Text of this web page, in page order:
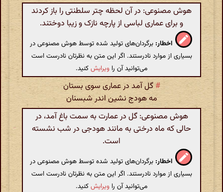
هوش مصنوعی: در آن لحظه چتر سلطنتی را باز کردند
و برای عماری لباسی از پارچه نازک و زیبا دوختند.
اخطار: برگردان‌های تولید شده توسط هوش مصنوعی در
بسیاری از موارد نادرستند. اگر این متن به نظرتان نادرست است
می‌توانید آن را ویرایشکنید.
# گل آمد در عماری سوی بستان
مه هودج نشین اندر شبسنان
هوش مصنوعی: گل در عمارت به سمت باغ آمد، در
حالی که ماه درختی به مانند هودجی در شب نشسته
است.
اخطار: برگردان‌های تولید شده توسط هوش مصنوعی در
بسیاری از موارد نادرستند. اگر این متن به نظرتان نادرست است
می‌توانید آن را ویرایشکنید.